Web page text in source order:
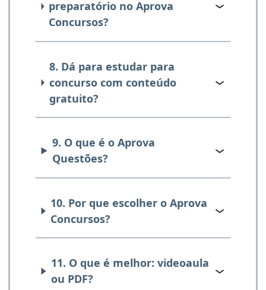
preparatório no Aprova
Concursos?
8. Dá para estudar para
concurso com conteúdo
gratuito?
9. O que é o Aprova
Questões?
10. Por que escolher o Aprova
Concursos?
11. O que é melhor: videoaula
ou PDF?